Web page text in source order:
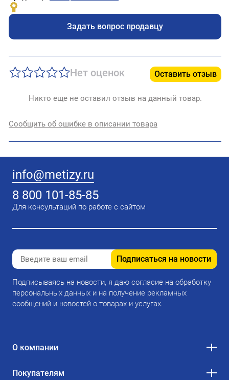
Задать вопрос продавцу
Нет оценок Оставить отзыв
Никто еще не оставил отзыв на данный товар.
Сообщить об ошибке в описании товара
info@metizy.ru
8 800 101-85-85
Для консультаций по работе с сайтом
Подписаться на новости
Подписываясь на новости, я даю согласие на обработку
персональных данных и на получение рекламных
сообщений и новостей о товарах и услугах.
О компании
Покупателям